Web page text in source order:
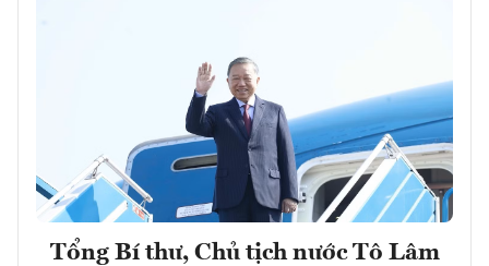
Tổng Bí thư, Chủ tịch nước Tô Lâm